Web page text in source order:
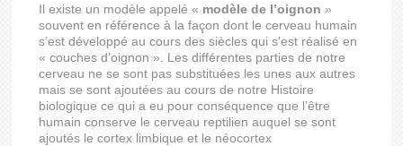
Il existe un modèle appelé « modèle de l’oignon »
souvent en référence à la façon dont le cerveau humain
s’est développé au cours des siècles qui s’est réalisé en
« couches d’oignon ». Les différentes parties de notre
cerveau ne se sont pas substituées les unes aux autres
mais se sont ajoutées au cours de notre Histoire
biologique ce qui a eu pour conséquence que l’être
humain conserve le cerveau reptilien auquel se sont
ajoutés le cortex limbique et le néocortex